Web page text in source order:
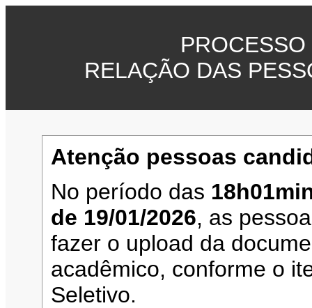
RELAÇÃO DAS
Atenção pessoas
No período das
de 19/01/2026, as
fazer o upload da
acadêmico, conforme o
Seletivo.